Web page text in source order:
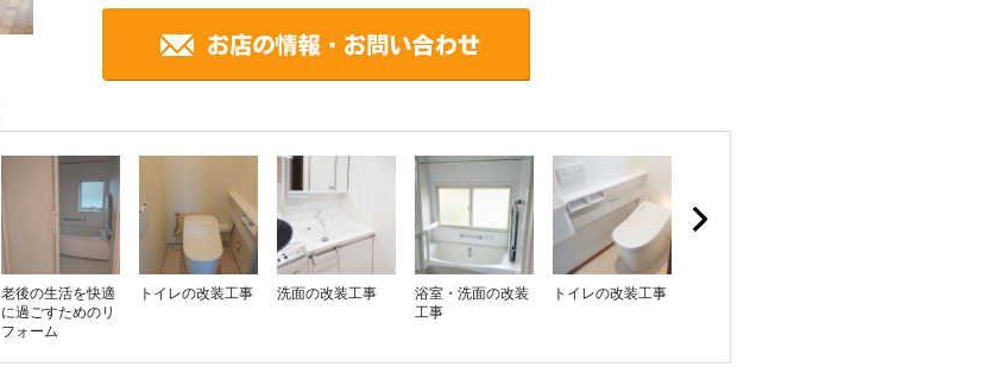
老後の生活を快適
に過ごすためのリ
フォーム
トイレの改装工事 洗面の改装工事
浴室・洗面の改装
工事
トイレの改装工事